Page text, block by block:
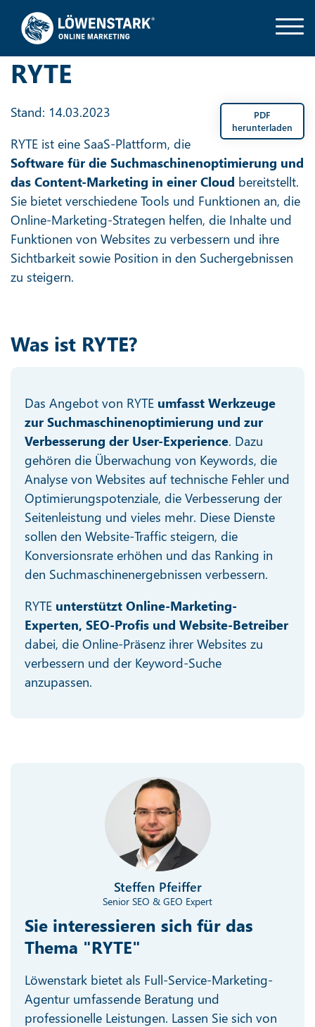
RYTE
PDF
herunterladen
Stand: 14.03.2023
RYTE ist eine SaaS-Plattform, die
Software für die Suchmaschinenoptimierung und
das Content-Marketing in einer Cloud bereitstellt.
Sie bietet verschiedene Tools und Funktionen an, die
Online-Marketing-Strategen helfen, die Inhalte und
Funktionen von Websites zu verbessern und ihre
Sichtbarkeit sowie Position in den Suchergebnissen
zu steigern.
Was ist RYTE?
Das Angebot von RYTE umfasst Werkzeuge
zur Suchmaschinenoptimierung und zur
Verbesserung der User-Experience. Dazu
gehören die Überwachung von Keywords, die
Analyse von Websites auf technische Fehler und
Optimierungspotenziale, die Verbesserung der
Seitenleistung und vieles mehr. Diese Dienste
sollen den Website-Traffic steigern, die
Konversionsrate erhöhen und das Ranking in
den Suchmaschinenergebnissen verbessern.
RYTE unterstützt Online-Marketing-
Experten, SEO-Profis und Website-Betreiber
dabei, die Online-Präsenz ihrer Websites zu
verbessern und der Keyword-Suche
anzupassen.
Steffen Pfeiffer
Senior SEO & GEO Expert
Sie interessieren sich für das
Thema "RYTE"
Löwenstark bietet als Full-Service-Marketing-
Agentur umfassende Beratung und
professionelle Leistungen. Lassen Sie sich von